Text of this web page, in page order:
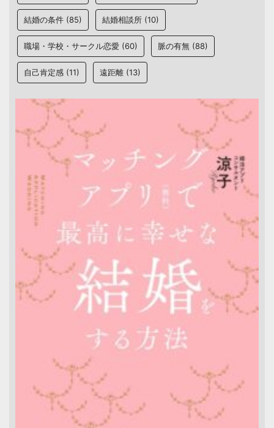
結婚の条件 (85) 結婚相談所 (10)
職場・学校・サークル恋愛 (60) 脈の有無 (88)
自己肯定感 (11) 遠距離 (13)